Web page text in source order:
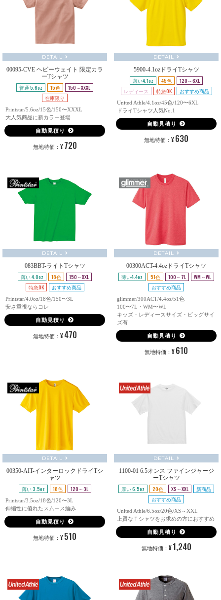
DETAIL
00095-CVE ヘビーウェイト 限定カラ
ーTシャツ
普通 5.6oz 15色
150～XXXL
在庫限り
Printstar/5.6oz/15色/150〜XXXL
大人気商品に新カラー登場
自動見積り
無地特価： ¥ 720
DETAIL
5900-4.1ozドライTシャツ
薄い4.1oz 45色
120～6XL
レディース
特急OK おすすめ商品
United Athle/4.1oz/45色/120〜6XL
ドライTシャツ人気No.1
自動見積り
無地特価：¥ 630
DETAIL
083BBT-ライトTシャツ
薄い 4.0oz 18色
150～XXL
特急OK
おすすめ商品
Printstar/4.0oz/18色/150〜3L
安さ重視ならコレ
自動見積り
無地特価： ¥ 470
DETAIL
00300ACT-4.4ozドライTシャツ
薄い4.4oz 51色 100～7L
WM～WL
おすすめ商品
glimmer/300ACT/4.4oz/51色
100〜7L・WM〜WL
キッズ・レディースサイズ・ビッグサイ
ズ有
自動見積り
無地特価：¥ 610
DETAIL
00350-AIT-インターロックドライTシ
ャツ
薄い 3.5oz 18色 120～3L
Printstar/3.5oz/18色/120〜3L
伸縮性に優れたスムース編み
自動見積り
無地特価：¥ 510
DETAIL
1100-01 6.5オンス ファインジャージ
ーTシャツ
厚い 6.5oz 20色 XS～XXL
新商品
おすすめ商品
United Athle/6.5oz/20色/XS～XXL
上質なＴシャツをお求めの方におすすめ
自動見積り
無地特価： ¥ 1,240